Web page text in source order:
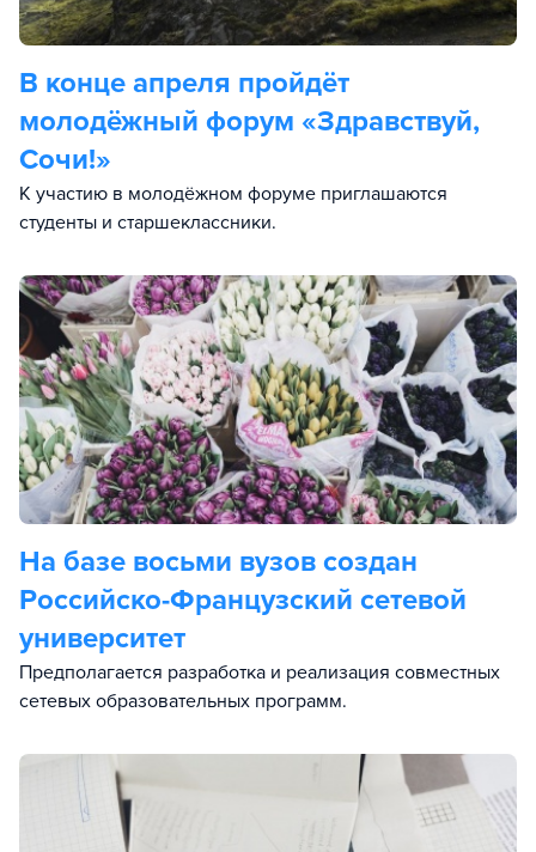
В конце апреля пройдёт
молодёжный форум «Здравствуй,
Сочи!»
К участию в молодёжном форуме приглашаются
студенты и старшеклассники.
На базе восьми вузов создан
Российско-Французский сетевой
университет
Предполагается разработка и реализация совместных
сетевых образовательных программ.